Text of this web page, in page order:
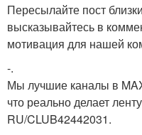
Пересылайте пост
высказывайтесь в
мотивация для нашей
-.
Мы лучшие каналы в
что реально делает
RU/CLUB42442031.